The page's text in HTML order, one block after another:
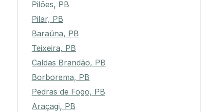
Pilões, PB
Pilar, PB
Baraúna, PB
Teixeira, PB
Caldas Brandão, PB
Borborema, PB
Pedras de Fogo, PB
Araçagi, PB